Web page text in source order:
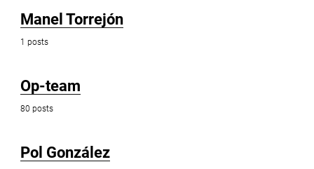
Manel Torrejón
1 posts
Op-team
80 posts
Pol González